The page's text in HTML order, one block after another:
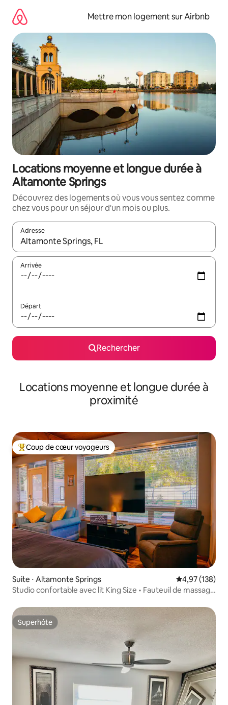
directement
contenu
Mettre mon logement sur Airbnb
Locations moyenne et longue durée à
Altamonte Springs
Découvrez des logements où vous vous sentez comme
chez vous pour un séjour d'un mois ou plus.
Adresse
Lorsque les résultats s'affichent, utilisez les flèches vers le
Arrivée
Départ
Rechercher
Locations moyenne et longue durée à
proximité
Coups de cœur voyageurs les plus appréciés
Coup de cœur voyageurs
Suite ⋅ Altamonte Springs Évaluation
4,97 (138)
Studio confortable avec lit King Size • Fauteuil de massage
Superhôte
Superhôte